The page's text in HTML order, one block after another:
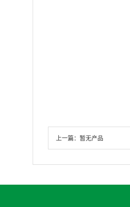
上一篇： 暂无产品